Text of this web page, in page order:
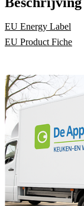
EU Energy Label
EU Product Fiche